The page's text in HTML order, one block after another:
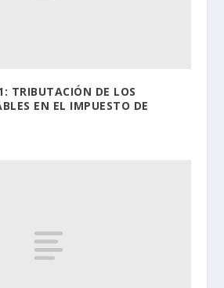
TRIBUTACIÓN DE LOS
EN EL IMPUESTO DE